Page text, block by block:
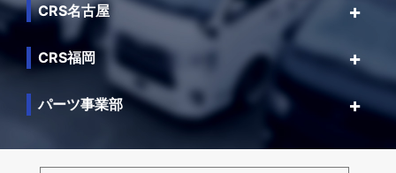
CRS名古屋
CRS福岡
パーツ事業部